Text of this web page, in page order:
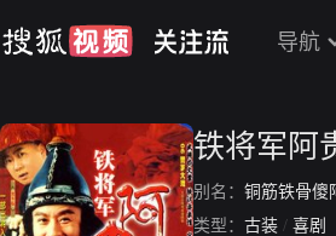
导航
铁将军阿
别名： 铜筋铁骨傻
类型： 古装 / 喜剧